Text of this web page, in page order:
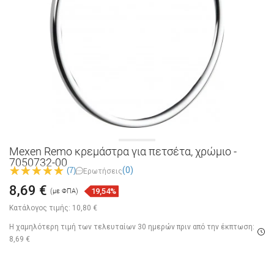
Mexen Remo κρεμάστρα για πετσέτα, χρώμιο -
7050732-00
(7) Ερωτήσεις(0)
Κατάλογος τιμής: 10,80 €
8,69 € (με ΦΠΑ) 19,54%
Η χαμηλότερη τιμή των τελευταίων 30 ημερών πριν από την έκπτωση:
8,69 €